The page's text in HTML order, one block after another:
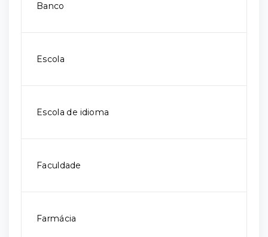
Banco
Escola
Escola de idioma
Faculdade
Farmácia